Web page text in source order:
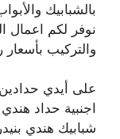
بالشبابيك
نوفر لكم اعمال
والتركيب
على أيدي
اجنبية حداد
شبابيك هندي